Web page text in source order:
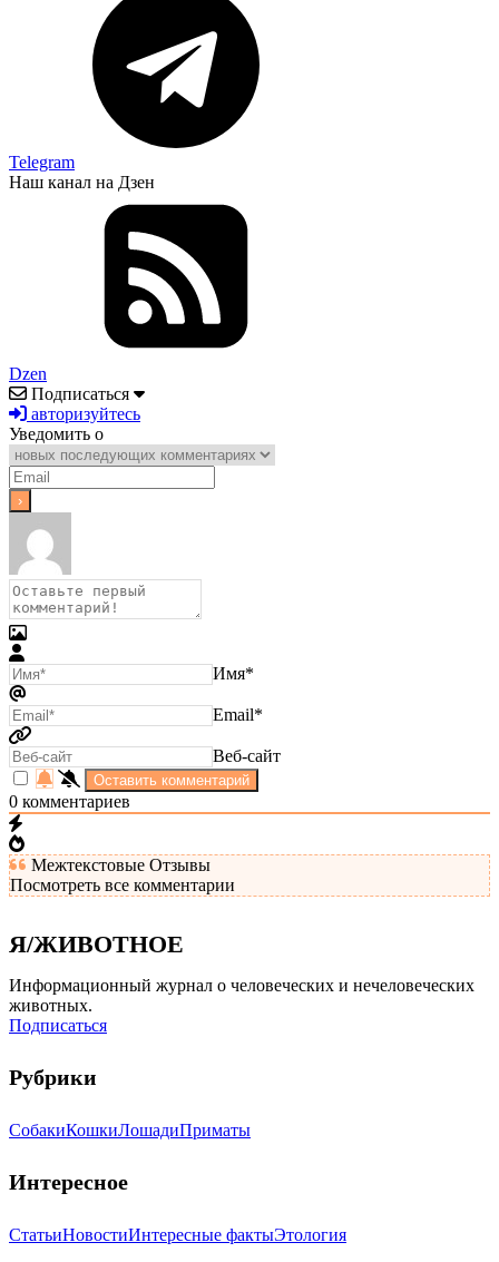
Telegram
Наш канал на Дзен
Dzen
Подписаться
авторизуйтесь
Уведомить о
Имя*
Email*
Веб-сайт
0 комментариев
Межтекстовые Отзывы
Посмотреть все комментарии
Я/ЖИВОТНОЕ
Информационный журнал о человеческих и нечеловеческих
животных.
Подписаться
Рубрики
СобакиКошкиЛошадиПриматы
Интересное
СтатьиНовостиИнтересные фактыЭтология